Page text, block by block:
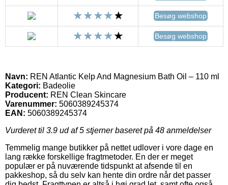
Besøg webshop
Besøg webshop
Navn: REN Atlantic Kelp And Magnesium Bath Oil – 110 ml
Kategori: Badeolie
Producent: REN Clean Skincare
Varenummer: 5060389245374
EAN: 5060389245374
Vurderet til 3.9 ud af 5 stjerner baseret på 48 anmeldelser
Temmelig mange butikker på nettet udlover i vore dage en
lang række forskellige fragtmetoder. En der er meget
populær er på nuværende tidspunkt at afsende til en
pakkeshop, så du selv kan hente din ordre når det passer